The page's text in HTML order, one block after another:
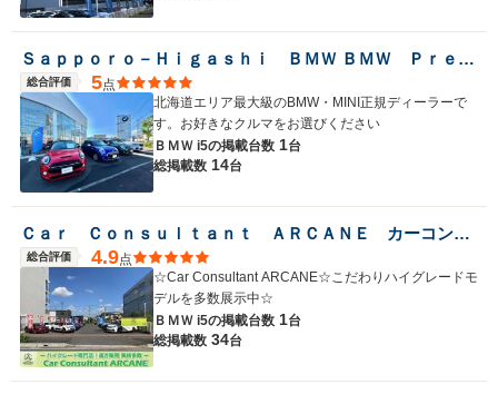
Ｓａｐｐｏｒｏ－Ｈｉｇａｓｈｉ ＢＭＷ ＢＭＷ Ｐｒｅｍｉｕｍ Ｓｅｌｅｃｔｉｏｎ 札幌東
総合評価 5点
北海道エリア最大級のBMW・MINI正規ディーラーで
す。お好きなクルマをお選びください
ＢＭＷ i5の掲載台数 1台
総掲載数 14台
Ｃａｒ Ｃｏｎｓｕｌｔａｎｔ ＡＲＣＡＮＥ カーコンサルタントアーケイン
総合評価 4.9点
☆Car Consultant ARCANE☆こだわりハイグレードモ
デルを多数展示中☆
ＢＭＷ i5の掲載台数 1台
総掲載数 34台